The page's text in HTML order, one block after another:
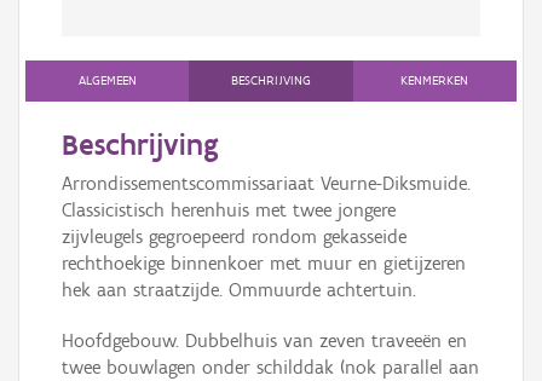
ALGEMEEN BESCHRIJVING KENMERKEN
Beschrijving
Arrondissementscommissariaat Veurne-Diksmuide.
Classicistisch herenhuis met twee jongere
zijvleugels gegroepeerd rondom gekasseide
rechthoekige binnenkoer met muur en gietijzeren
hek aan straatzijde. Ommuurde achtertuin.
Hoofdgebouw. Dubbelhuis van zeven traveeën en
twee bouwlagen onder schilddak (nok parallel aan